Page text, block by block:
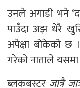
उनले अगाडी भने
पाउँदा अझ धेरै
अपेक्षा बोकेको छ
गरेको नाताले
ब्लकबस्टर जात्रै